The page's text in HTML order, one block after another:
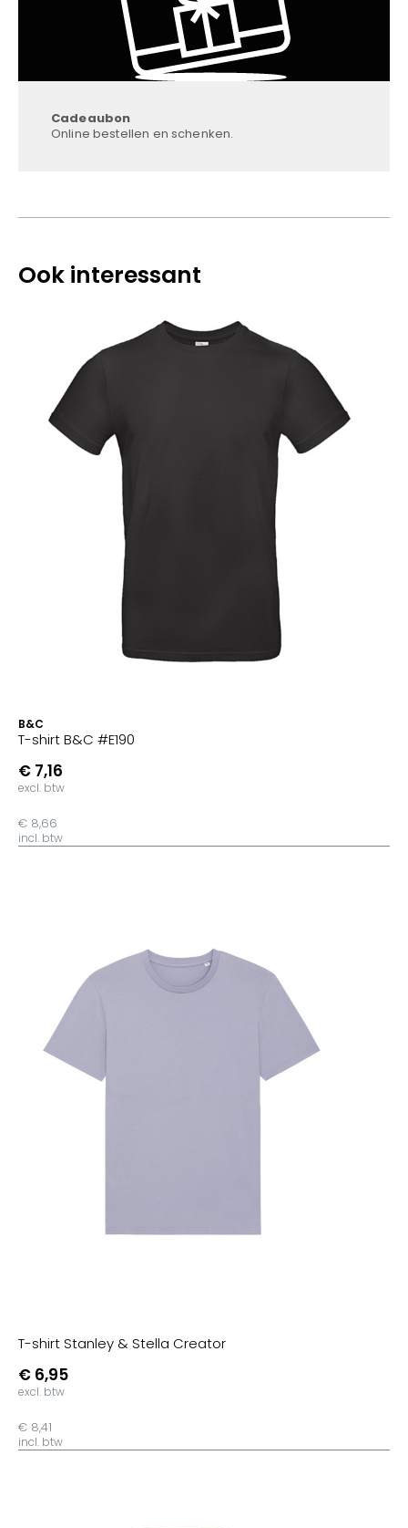
Cadeaubon
Online bestellen en schenken.
Ook interessant
B&C
T-shirt B&C #E190
€ 7,16
excl. btw
€ 8,66
incl. btw
T-shirt Stanley & Stella Creator
€ 6,95
excl. btw
€ 8,41
incl. btw